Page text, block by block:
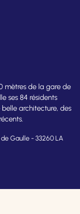
mètres de la gare de
ses 84 résidents
architecture, des
Gaulle - 33260 LA